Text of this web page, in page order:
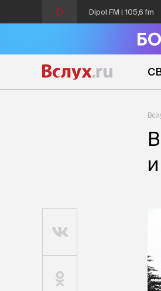
Dipol FM | 105,6 fm